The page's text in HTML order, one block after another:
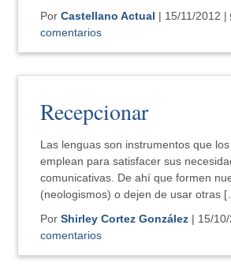
PorCastellano Actual | 15/11/2012 |
comentarios
Recepcionar
Las lenguas son instrumentos que
emplean para satisfacer sus
comunicativas. De ahí que formen
(neologismos) o dejen de usar otras
PorShirley Cortez González | 15/
comentarios